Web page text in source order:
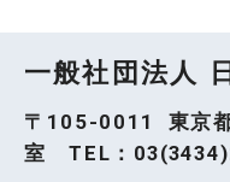
一般社団法人
〒105-0011 東京
室 TEL：